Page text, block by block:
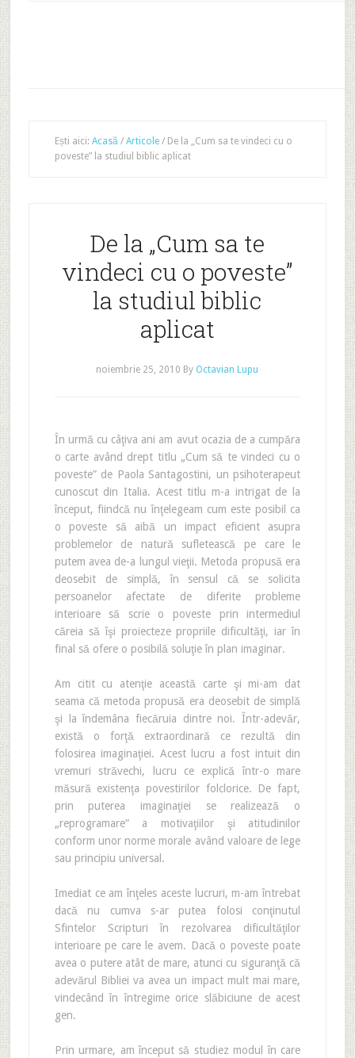
Ești aici: Acasă / Articole /De la „Cum sa te vindeci cu o
poveste” la studiul biblic aplicat
De la „Cum sa te
vindeci cu o poveste”
la studiul biblic
aplicat
noiembrie 25, 2010 By Octavian Lupu
În urmă cu câţiva ani am avut ocazia de a cumpăra
o carte având drept titlu „Cum să te vindeci cu o
poveste” de Paola Santagostini, un psihoterapeut
cunoscut din Italia. Acest titlu m-a intrigat de la
început, fiindcă nu înţelegeam cum este posibil ca
o poveste să aibă un impact eficient asupra
problemelor de natură sufletească pe care le
putem avea de-a lungul vieţii. Metoda propusă era
deosebit de simplă, în sensul că se solicita
persoanelor afectate de diferite probleme
interioare să scrie o poveste prin intermediul
căreia să îşi proiecteze propriile dificultăţi, iar în
final să ofere o posibilă soluţie în plan imaginar.
Am citit cu atenţie această carte şi mi-am dat
seama că metoda propusă era deosebit de simplă
şi la îndemâna fiecăruia dintre noi. Într-adevăr,
există o forţă extraordinară ce rezultă din
folosirea imaginaţiei. Acest lucru a fost intuit din
vremuri străvechi, lucru ce explică într-o mare
măsură existenţa povestirilor folclorice. De fapt,
prin puterea imaginaţiei se realizează o
„reprogramare” a motivaţiilor şi atitudinilor
conform unor norme morale având valoare de lege
sau principiu universal.
Imediat ce am înţeles aceste lucruri, m-am întrebat
dacă nu cumva s-ar putea folosi conţinutul
Sfintelor Scripturi în rezolvarea dificultăţilor
interioare pe care le avem. Dacă o poveste poate
avea o putere atât de mare, atunci cu siguranţă că
adevărul Bibliei va avea un impact mult mai mare,
vindecând în întregime orice slăbiciune de acest
gen.
Prin urmare, am început să studiez modul în care